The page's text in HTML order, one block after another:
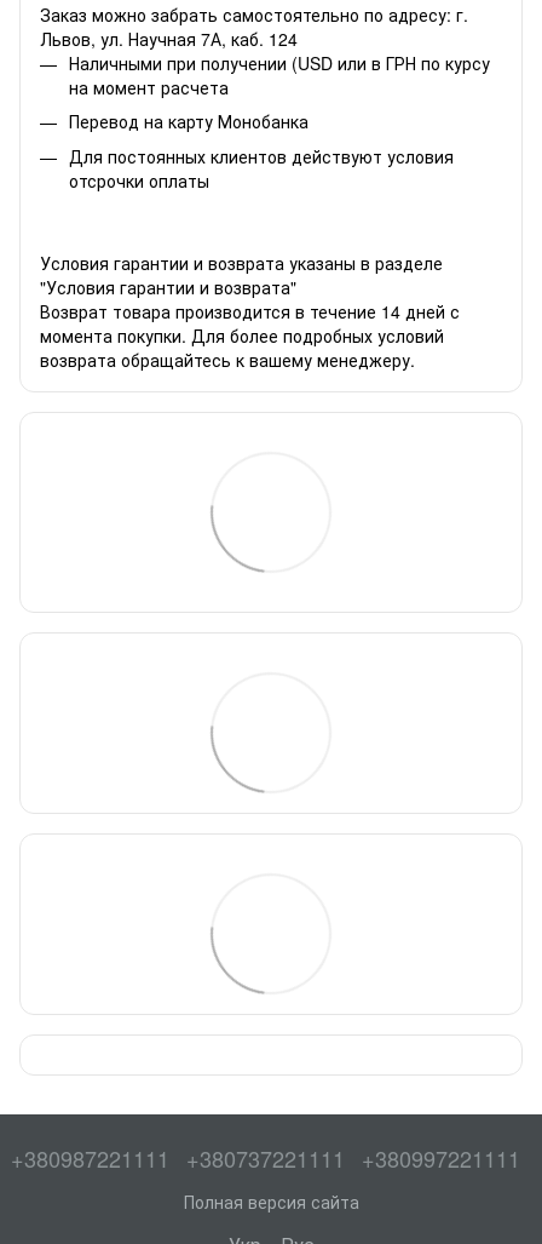
Заказ можно забрать самостоятельно по адресу: г.
Львов, ул. Научная 7А, каб. 124
Наличными при получении (USD или в ГРН по курсу
на момент расчета
Перевод на карту Монобанка
Для постоянных клиентов действуют условия
отсрочки оплаты
Условия гарантии и возврата указаны в разделе
"Условия гарантии и возврата"
Возврат товара производится в течение 14 дней с
момента покупки. Для более подробных условий
возврата обращайтесь к вашему менеджеру.
+380987221111 +380737221111 +380997221111
Полная версия сайта